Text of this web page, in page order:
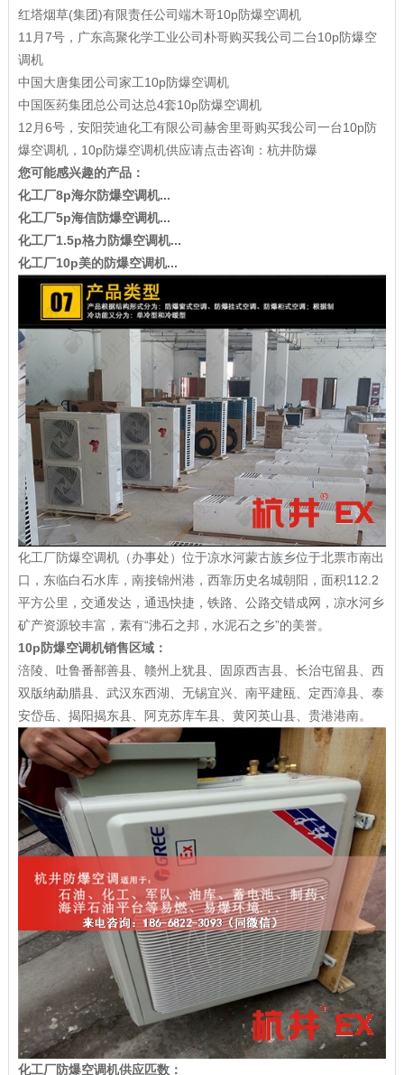
红塔烟草(集团)有限责任公司端木哥10p防爆空调机
11月7号，广东高聚化学工业公司朴哥购买我公司二台10p防爆空
调机
中国大唐集团公司家工10p防爆空调机
中国医药集团总公司达总4套10p防爆空调机
12月6号，安阳荧迪化工有限公司赫舍里哥购买我公司一台10p防
爆空调机，10p防爆空调机供应请点击咨询：杭井防爆
您可能感兴趣的产品：
化工厂8p海尔防爆空调机...
化工厂5p海信防爆空调机...
化工厂1.5p格力防爆空调机...
化工厂10p美的防爆空调机...
化工厂防爆空调机（办事处）位于凉水河蒙古族乡位于北票市南出
口，东临白石水库，南接锦州港，西靠历史名城朝阳，面积112.2
平方公里，交通发达，通迅快捷，铁路、公路交错成网，凉水河乡
矿产资源较丰富，素有“沸石之邦，水泥石之乡”的美誉。
10p防爆空调机销售区域：
涪陵、吐鲁番鄯善县、赣州上犹县、固原西吉县、长治屯留县、西
双版纳勐腊县、武汉东西湖、无锡宜兴、南平建瓯、定西漳县、泰
安岱岳、揭阳揭东县、阿克苏库车县、黄冈英山县、贵港港南。
化工厂防爆空调机供应匹数：